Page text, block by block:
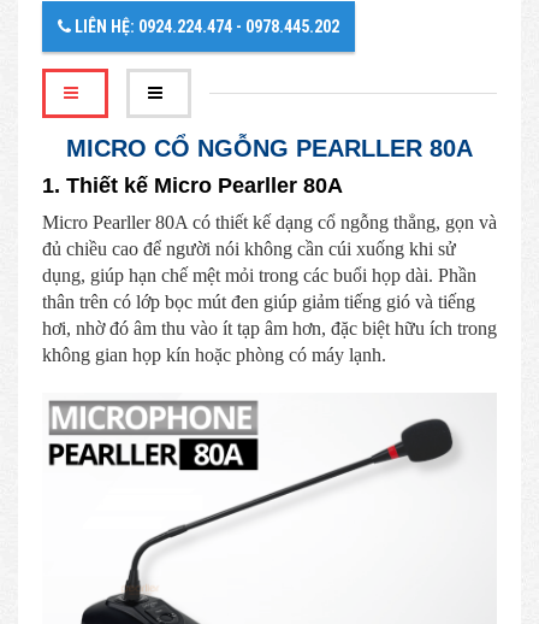
LIÊN HỆ: 0924.224.474 - 0978.445.202
MICRO CỔ NGỖNG PEARLLER 80A
1. Thiết kế Micro Pearller 80A
Micro Pearller 80A có thiết kế dạng cổ ngỗng thẳng, gọn và
đủ chiều cao để người nói không cần cúi xuống khi sử
dụng, giúp hạn chế mệt mỏi trong các buổi họp dài. Phần
thân trên có lớp bọc mút đen giúp giảm tiếng gió và tiếng
hơi, nhờ đó âm thu vào ít tạp âm hơn, đặc biệt hữu ích trong
không gian họp kín hoặc phòng có máy lạnh.